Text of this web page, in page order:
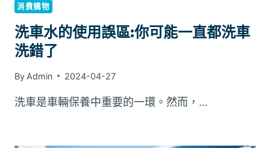
消費購物
洗車水的使用誤區:你可能一直都洗車
洗錯了
By Admin 2024-04-27
洗車是車輛保養中重要的一環。然而，…